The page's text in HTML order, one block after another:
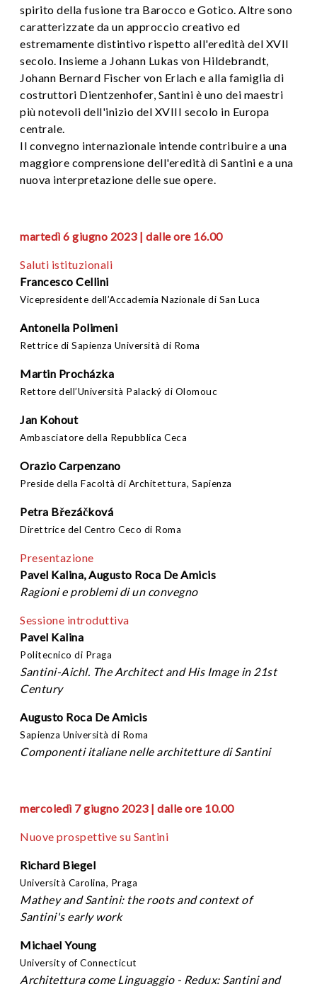
spirito della fusione tra Barocco e Gotico. Altre sono
caratterizzate da un approccio creativo ed
estremamente distintivo rispetto all'eredità del XVII
secolo. Insieme a Johann Lukas von Hildebrandt,
Johann Bernard Fischer von Erlach e alla famiglia di
costruttori Dientzenhofer, Santini è uno dei maestri
più notevoli dell'inizio del XVIII secolo in Europa
centrale.
Il convegno internazionale intende contribuire a una
maggiore comprensione dell'eredità di Santini e a una
nuova interpretazione delle sue opere.
martedì 6 giugno 2023 | dalle ore 16.00
Saluti istituzionali
Francesco Cellini
Vicepresidente dell’Accademia Nazionale di San Luca
Antonella Polimeni
Rettrice di Sapienza Università di Roma
Martin Procházka
Rettore dell’Università Palacký di Olomouc
Jan Kohout
Ambasciatore della Repubblica Ceca
Orazio Carpenzano
Preside della Facoltà di Architettura, Sapienza
Petra Březáčková
Direttrice del Centro Ceco di Roma
Presentazione
Pavel Kalina, Augusto Roca De Amicis
Ragioni e problemi di un convegno
Sessione introduttiva
Pavel Kalina
Politecnico di Praga
Santini-Aichl. The Architect and His Image in 21st
Century
Augusto Roca De Amicis
Sapienza Università di Roma
Componenti italiane nelle architetture di Santini
mercoledì 7 giugno 2023 | dalle ore 10.00
Nuove prospettive su Santini
Richard Biegel
Università Carolina, Praga
Mathey and Santini: the roots and context of
Santini's early work
Michael Young
University of Connecticut
Architettura come Linguaggio - Redux: Santini and